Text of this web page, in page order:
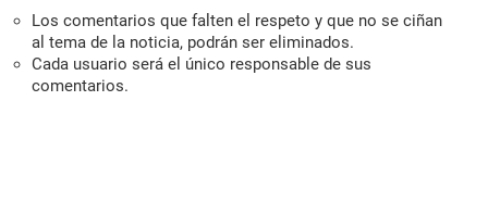
Los comentarios que falten el respeto y que no se ciñan
al tema de la noticia, podrán ser eliminados.
Cada usuario será el único responsable de sus
comentarios.